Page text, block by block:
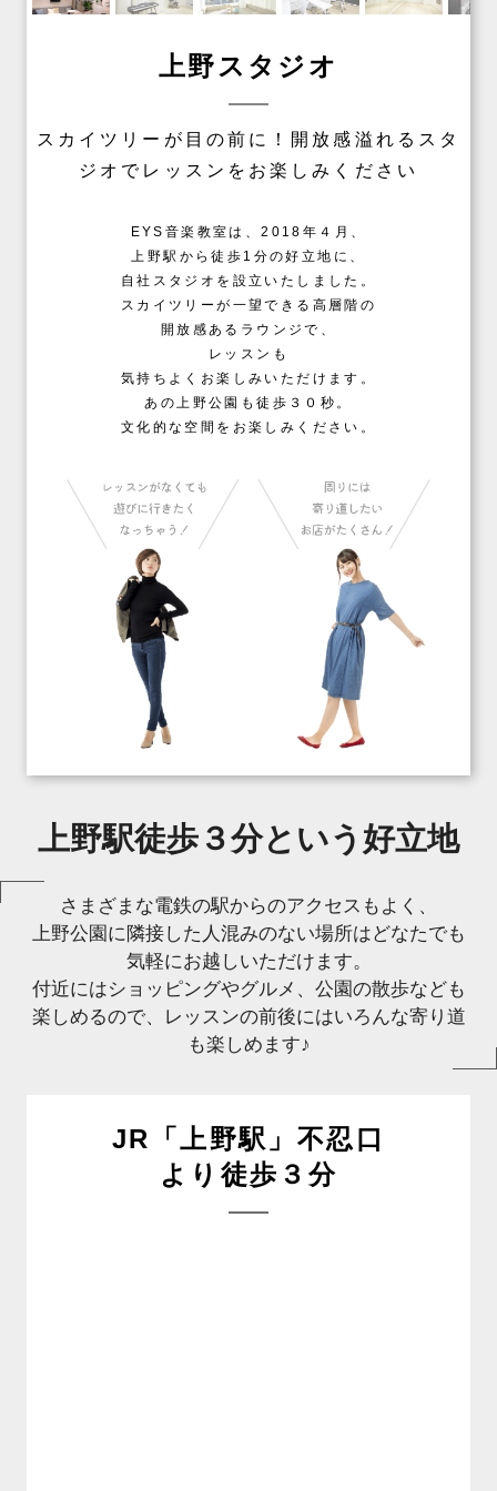
上野スタジオ
スカイツリーが目の前に！開放感溢れるスタ
ジオでレッスンをお楽しみください
EYS音楽教室は、2018年４月、
上野駅から徒歩1分の好立地に、
自社スタジオを設立いたしました。
スカイツリーが一望できる高層階の
開放感あるラウンジで、
レッスンも
気持ちよくお楽しみいただけます。
あの上野公園も徒歩３０秒。
文化的な空間をお楽しみください。
上野駅徒歩３分という好立地
さまざまな電鉄の駅からのアクセスもよく、
上野公園に隣接した人混みのない場所はどなたでも
気軽にお越しいただけます。
付近にはショッピングやグルメ、公園の散歩なども
楽しめるので、レッスンの前後にはいろんな寄り道
も楽しめます♪
JR「上野駅」不忍口
より徒歩３分